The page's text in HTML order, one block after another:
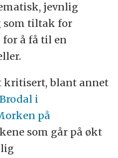
jevnlig
som tiltak for
å få til en
kritisert, blant annet
i
på
som går på økt